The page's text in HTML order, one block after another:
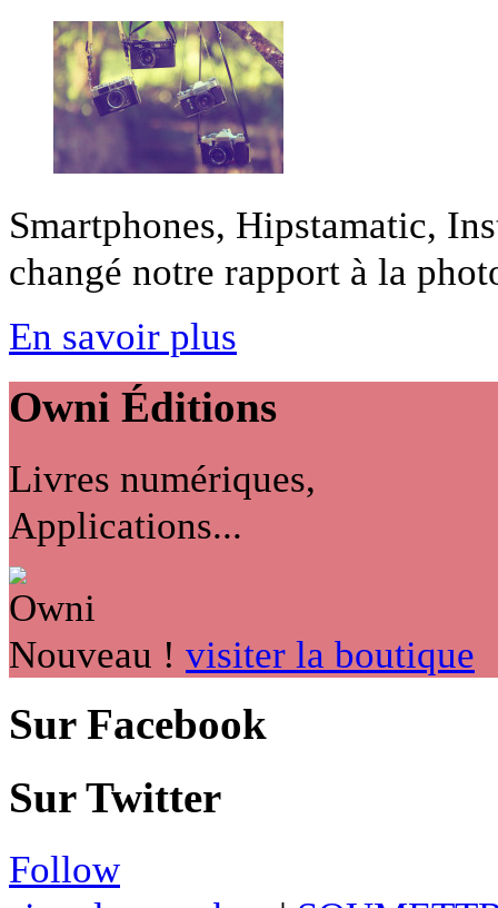
Smartphones, Hipstamatic,
changé notre rapport à la
En savoir plus
Owni Éditions
Livres numériques,
Applications...
Nouveau ! visiter la boutique
Sur Facebook
Sur Twitter
Follow